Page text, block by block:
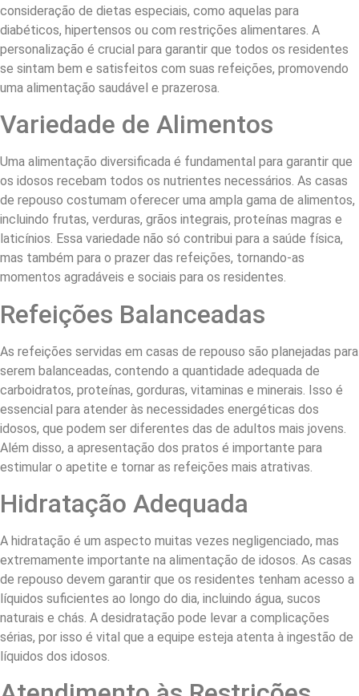
consideração de dietas especiais, como aquelas para
diabéticos, hipertensos ou com restrições alimentares. A
personalização é crucial para garantir que todos os residentes
se sintam bem e satisfeitos com suas refeições, promovendo
uma alimentação saudável e prazerosa.
Variedade de Alimentos
Uma alimentação diversificada é fundamental para garantir que
os idosos recebam todos os nutrientes necessários. As casas
de repouso costumam oferecer uma ampla gama de alimentos,
incluindo frutas, verduras, grãos integrais, proteínas magras e
laticínios. Essa variedade não só contribui para a saúde física,
mas também para o prazer das refeições, tornando-as
momentos agradáveis e sociais para os residentes.
Refeições Balanceadas
As refeições servidas em casas de repouso são planejadas para
serem balanceadas, contendo a quantidade adequada de
carboidratos, proteínas, gorduras, vitaminas e minerais. Isso é
essencial para atender às necessidades energéticas dos
idosos, que podem ser diferentes das de adultos mais jovens.
Além disso, a apresentação dos pratos é importante para
estimular o apetite e tornar as refeições mais atrativas.
Hidratação Adequada
A hidratação é um aspecto muitas vezes negligenciado, mas
extremamente importante na alimentação de idosos. As casas
de repouso devem garantir que os residentes tenham acesso a
líquidos suficientes ao longo do dia, incluindo água, sucos
naturais e chás. A desidratação pode levar a complicações
sérias, por isso é vital que a equipe esteja atenta à ingestão de
líquidos dos idosos.